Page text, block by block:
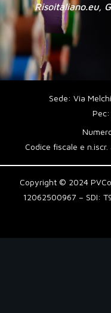
Risoitaliano.eu,
Sede: Via
Codice fiscale e
Copyright © 2024
12062500967 – SDI: